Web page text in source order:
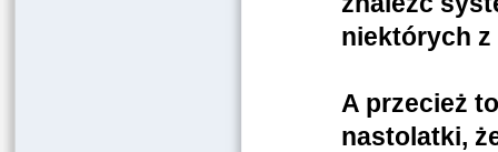
niektórych z
A przecież
nastolatki,